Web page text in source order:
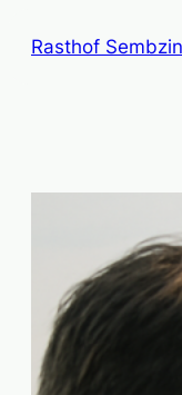
Inhalt
Rasthof Sembzin